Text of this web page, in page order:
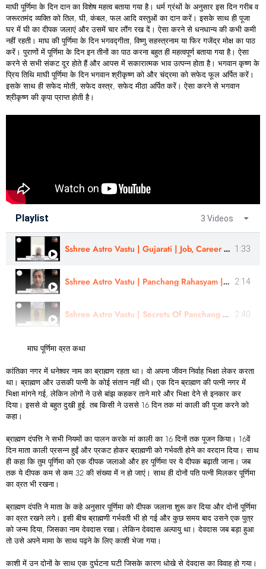
माघी पूर्णिमा के दिन दान का विशेष महत्व बताया गया है। धर्म ग्रंथों के अनुसार इस दिन गरीब व
जरूरतमंद व्यक्ति को तिल, घी, कंबल, फल आदि वस्तुओं का दान करें। इसके साथ ही पूजा
घर में घी का दीपक जलाएं और उसमें चार लौंग रख दें। ऐसा करने से धनधान्य की कभी कमी
नहीं रहती। माघ की पूर्णिमा के दिन भगवद्गीता, विष्णु सहस्त्रनाम या फिर गजेंद्र मोक्ष का पाठ
करें। पुराणों में पूर्णिमा के दिन इन तीनों का पाठ करना बहुत ही महत्वपूर्ण बताया गया है। ऐसा
करने से सभी संकट दूर होते हैं और आपस में सकारात्मक भाव उत्पन्न होता है। भगवान कृष्ण के
प्रिय तिथि माघी पूर्णिमा के दिन भगवान श्रीकृष्ण को और चंद्रमा को सफेद फूल अर्पित करें।
इसके साथ ही सफेद मोती, सफेद वस्त्र, सफेद मीठा अर्पित करें। ऐसा करने से भगवान
श्रीकृष्ण की कृपा प्राप्त होती है।
Playlist 3 Videos
Sshree Astro Vastu | Gujarati | Job, Career Challenges | Review - Er Nilesh Jain 1:33
Sshree Astro Vastu | Panchang Rahasyam | Review By - Abhishek Tiwari | In Hindi 2:14
Sshree Astro Vastu | Secrets Of Panchang Remedies & Muhurtas | Astro- Kishori Ji | English 2:40
माघ पूर्णिमा व्रत कथा
कांतिका नगर में धनेश्वर नाम का ब्राह्मण रहता था। वो अपना जीवन निर्वाह भिक्षा लेकर करता
था। ब्राह्मण और उसकी पत्नी के कोई संतान नहीं थी। एक दिन ब्राह्मण की पत्नी नगर में
भिक्षा मांगने गई, लेकिन लोगों ने उसे बांझ कहकर ताने मारे और भिक्षा देने से इनकार कर
दिया। इससे वो बहुत दुखी हुई. तब किसी ने उससे 16 दिन तक मां काली की पूजा करने को
कहा।
ब्राह्मण दंपत्ति ने सभी नियमों का पालन करके मां काली का 16 दिनों तक पूजन किया। 16वें
दिन माता काली प्रसन्न हुईं और प्रकट होकर ब्राह्मणी को गर्भवती होने का वरदान दिया। साथ
ही कहा कि तुम पूर्णिमा को एक दीपक जलाओ और हर पूर्णिमा पर ये दीपक बढ़ाती जाना। जब
तक ये दीपक कम से कम 32 की संख्या में न हो जाएं। साथ ही दोनों पति पत्नी मिलकर पूर्णिमा
का व्रत भी रखना।
ब्राह्मण दंपति ने माता के कहे अनुसार पूर्णिमा को दीपक जलाना शुरू कर दिया और दोनों पूर्णिमा
का व्रत रखने लगे। इसी बीच ब्राह्मणी गर्भवती भी हो गई और कुछ समय बाद उसने एक पुत्र
को जन्म दिया, जिसका नाम देवदास रखा। लेकिन देवदास अल्पायु था। देवदास जब बड़ा हुआ
तो उसे अपने मामा के साथ पढ़ने के लिए काशी भेजा गया।
काशी में उन दोनों के साथ एक दुर्घटना घटी जिसके कारण धोखे से देवदास का विवाह हो गया।